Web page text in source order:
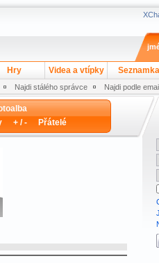
Hry Videa a vtípky Seznamka
Najdi stálého správce Najdi podle
+ / - Přátelé